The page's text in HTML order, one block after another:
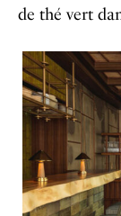
de thé vert